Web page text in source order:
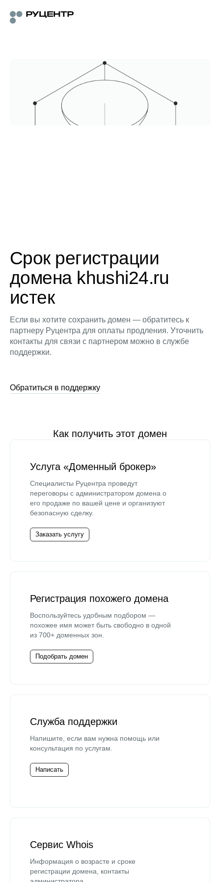
Срок регистрации
домена khushi24.ru
истек
Если вы хотите сохранить домен — обратитесь к
партнеру Руцентра для оплаты продления. Уточнить
контакты для связи с партнером можно в службе
поддержки.
Обратиться в поддержку
Как получить этот домен
Услуга «Доменный брокер»
Специалисты Руцентра проведут
переговоры с администратором домена о
его продаже по вашей цене и организуют
безопасную сделку.
Заказать услугу
Регистрация похожего домена
Воспользуйтесь удобным подбором —
похожее имя может быть свободно в одной
из 700+ доменных зон.
Подобрать домен
Служба поддержки
Напишите, если вам нужна помощь или
консультация по услугам.
Написать
Сервис Whois
Информация о возрасте и сроке
регистрации домена, контакты